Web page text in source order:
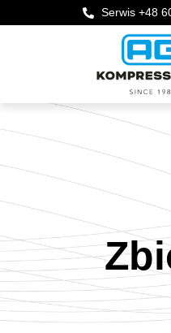
Serwis +48